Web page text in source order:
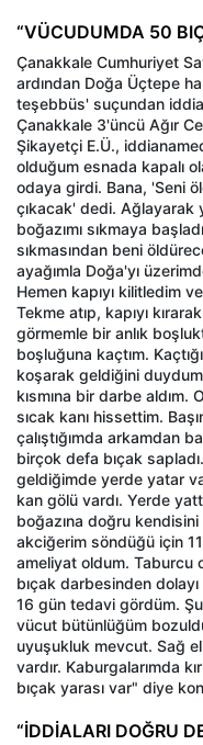
“VÜCUDUMDA 50
Çanakkale Cumhuriyet
ardından Doğa Üçtepe
teşebbüs' suçundan
Çanakkale 3'üncü Ağır
Şikayetçi E.Ü.,
olduğum esnada kapalı
odaya girdi. Bana, 'Seni
çıkacak' dedi. Ağlayarak
boğazımı sıkmaya
sıkmasından beni
ayağımla Doğa'yı
Hemen kapıyı kilitledim
Tekme atıp, kapıyı
görmemle bir anlık
boşluğuna kaçtım.
koşarak geldiğini
kısmına bir darbe aldım.
sıcak kanı hissettim.
çalıştığımda arkamdan
birçok defa bıçak
geldiğimde yerde yatar
kan gölü vardı. Yerde
boğazına doğru kendisini
akciğerim söndüğü için
ameliyat oldum. Taburcu
bıçak darbesinden
16 gün tedavi gördüm.
vücut bütünlüğüm
uyuşukluk mevcut. Sağ
vardır. Kaburgalarımda
bıçak yarası var" diye
“İDDİALARI DOĞRU